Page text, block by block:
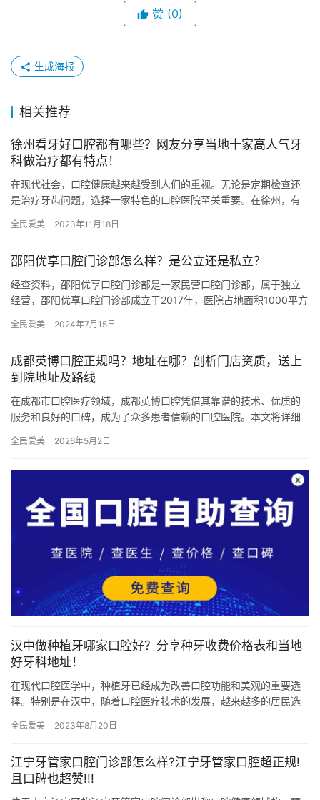
赞 (0)
生成海报
相关推荐
徐州看牙好口腔都有哪些？网友分享当地十家高人气牙
科做治疗都有特点！
在现代社会，口腔健康越来越受到人们的重视。无论是定期检查还
是治疗牙齿问题，选择一家特色的口腔医院至关重要。在徐州，有
几家值…
全民爱美 2023年11月18日
邵阳优享口腔门诊部怎么样？是公立还是私立？
经查资料，邵阳优享口腔门诊部是一家民营口腔门诊部，属于独立
经营，邵阳优享口腔门诊部成立于2017年，医院占地面积1000平方
全民爱美 2024年7月15日
成都英博口腔正规吗？地址在哪？剖析门店资质，送上
到院地址及路线
在成都市口腔医疗领域，成都英博口腔凭借其靠谱的技术、优质的
服务和良好的口碑，成为了众多患者信赖的口腔医院。本文将详细
助大家…
全民爱美 2026年5月2日
汉中做种植牙哪家口腔好？分享种牙收费价格表和当地
好牙科地址！
在现代口腔医学中，种植牙已经成为改善口腔功能和美观的重要选
择。特别是在汉中，随着口腔医疗技术的发展，越来越多的居民选
人气的…
全民爱美 2023年8月20日
江宁牙管家口腔门诊部怎么样?江宁牙管家口腔超正规!
且口碑也超赞!!!